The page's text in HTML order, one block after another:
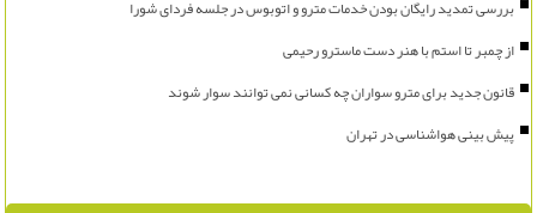
بررسی تمدید رایگان بودن خدمات مترو و اتوبوس در جلسه فردای شورا
از چمبر تا استم با هنر دست ماسترو رحیمی
قانون جدید برای مترو سواران چه کسانی نمی توانند سوار شوند
پیش بینی هواشناسی در تهران